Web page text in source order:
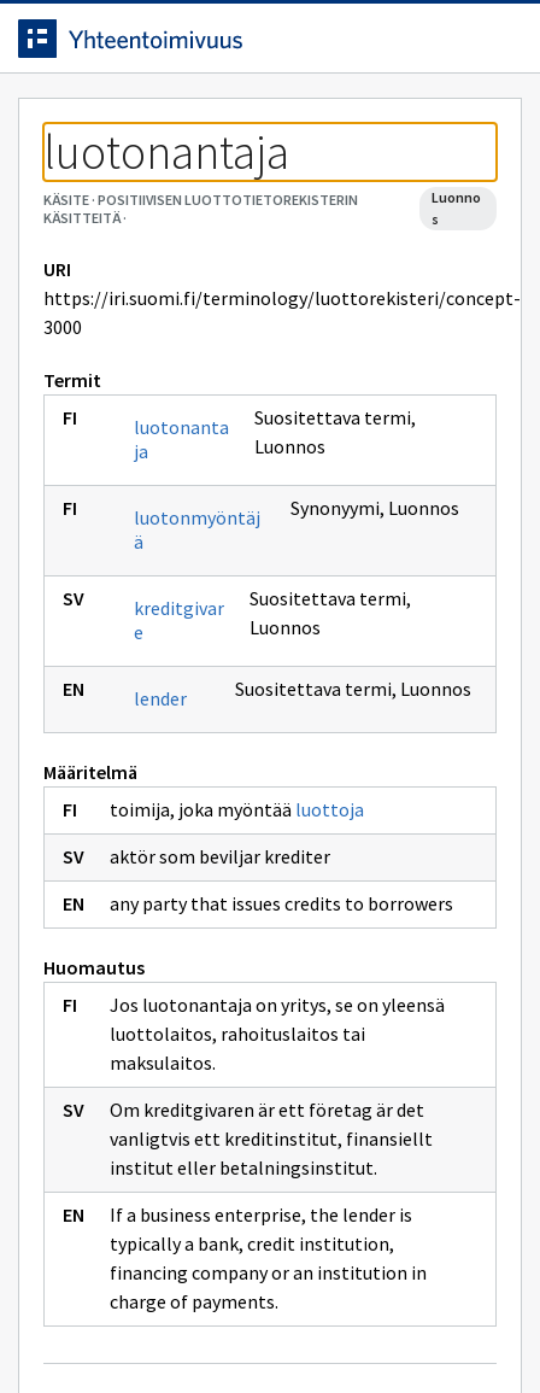
Siirrytty
sivulle
Siirry suoraan sisältöön.
luotonantaja
KÄSITE· POSITIIVISEN LUOTTOTIETOREKISTERIN
KÄSITTEITÄ·
luonno
s
URI
https://iri.suomi.fi/terminology/luottorekisteri/concept-
3000
Termit
luotonanta
ja
Suositettava termi,
Luonnos
luotonmyöntäj
ä
Synonyymi, Luonnos
kreditgivar
e
Suositettava termi,
Luonnos
lender Suositettava termi, Luonnos
Määritelmä
toimija, joka myöntää luottoja
aktör som beviljar krediter
any party that issues credits to borrowers
Huomautus
Jos luotonantaja on yritys, se on yleensä
luottolaitos, rahoituslaitos tai
maksulaitos.
Om kreditgivaren är ett företag är det
vanligtvis ett kreditinstitut, finansiellt
institut eller betalningsinstitut.
If a business enterprise, the lender is
typically a bank, credit institution,
financing company or an institution in
charge of payments.